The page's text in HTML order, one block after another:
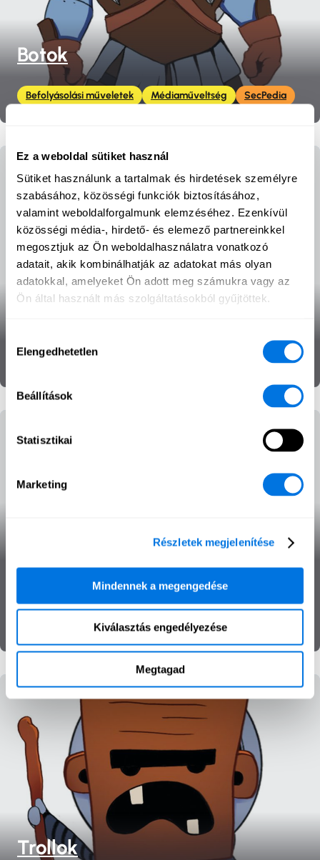
Ez a weboldal sütiket használ
Sütiket használunk a tartalmak és hirdetések személyre
szabásához, közösségi funkciók biztosításához,
valamint weboldalforgalmunk elemzéséhez. Ezenkívül
közösségi média-, hirdető- és elemező partnereinkkel
megosztjuk az Ön weboldalhasználatra vonatkozó
adatait, akik kombinálhatják az adatokat más olyan
adatokkal, amelyeket Ön adott meg számukra vagy az
Ön által használt más szolgáltatásokból gyűjtöttek.
kiválasztása
Elengedhetetlen
Beállítások
Statisztikai
Marketing
Részletek megjelenítése
Mindennek a megengedése
Kiválasztás engedélyezése
Megtagad
Botok
Befolyásolási műveletek Médiaműveltség SecPedia
Befolyásolási műveletek SecPedia
szolgáltatásmegtagadás
Befolyásolási műveletek
Kiberfenyegetések
Trollok